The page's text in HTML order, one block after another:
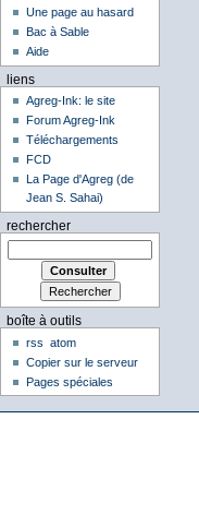
Une page au hasard
Bac à Sable
Aide
liens
Agreg-Ink: le site
Forum Agreg-Ink
Téléchargements
FCD
La Page d'Agreg (de
Jean S. Sahai)
rechercher
boîte à outils
rss
atom
Copier sur le serveur
Pages spéciales